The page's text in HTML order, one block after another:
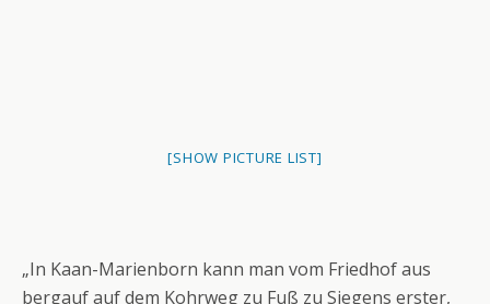
[SHOW PICTURE LIST]
„In Kaan-Marienborn kann man vom Friedhof aus
bergauf auf dem Kohrweg zu Fuß zu Siegens erster,